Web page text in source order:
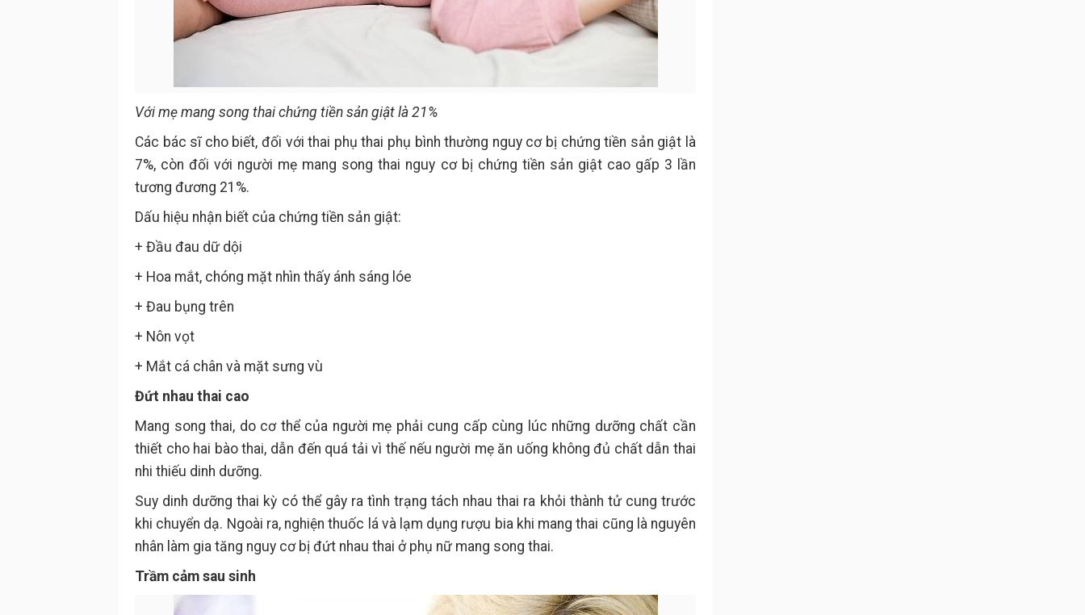
Với mẹ mang song thai chứng tiền sản giật là 21%
Các bác sĩ cho biết, đối với thai phụ thai phụ bình thường nguy cơ bị chứng tiền sản giật là
7%, còn đối với người mẹ mang song thai nguy cơ bị chứng tiền sản giật cao gấp 3 lần
tương đương 21%.
Dấu hiệu nhận biết của chứng tiền sản giật:
+ Đầu đau dữ dội
+ Hoa mắt, chóng mặt nhìn thấy ánh sáng lóe
+ Đau bụng trên
+ Nôn vọt
+ Mắt cá chân và mặt sưng vù
Đứt nhau thai cao
Mang song thai, do cơ thể của người mẹ phải cung cấp cùng lúc những dưỡng chất cần
thiết cho hai bào thai, dẫn đến quá tải vì thế nếu người mẹ ăn uống không đủ chất dẫn thai
nhi thiếu dinh dưỡng.
Suy dinh dưỡng thai kỳ có thể gây ra tình trạng tách nhau thai ra khỏi thành tử cung trước
khi chuyển dạ. Ngoài ra, nghiện thuốc lá và lạm dụng rượu bia khi mang thai cũng là nguyên
nhân làm gia tăng nguy cơ bị đứt nhau thai ở phụ nữ mang song thai.
Trầm cảm sau sinh